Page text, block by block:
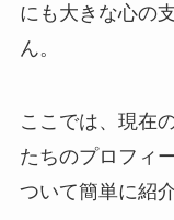
にも大きな心の
ん。
ここでは、現在
たちのプロフィ
ついて簡単に紹